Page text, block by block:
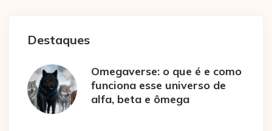
Destaques
Omegaverse: o que é e como
funciona esse universo de
alfa, beta e ômega